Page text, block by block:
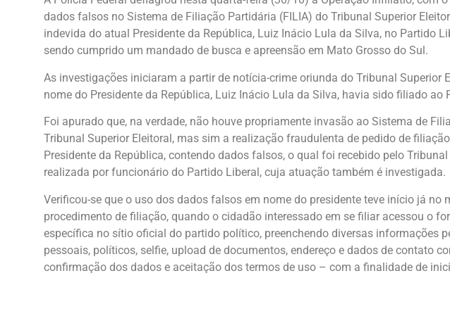
dados falsos no Sistema de Filiação Partidária (FILIA) do Tribunal Superior
indevida do atual Presidente da República, Luiz Inácio Lula da Silva, no Partido
sendo cumprido um mandado de busca e apreensão em Mato Grosso do Sul.
As investigações iniciaram a partir de notícia-crime oriunda do Tribunal Superior
nome do Presidente da República, Luiz Inácio Lula da Silva, havia sido filiado ao
Foi apurado que, na verdade, não houve propriamente invasão ao Sistema de
Tribunal Superior Eleitoral, mas sim a realização fraudulenta de pedido de
Presidente da República, contendo dados falsos, o qual foi recebido pelo
realizada por funcionário do Partido Liberal, cuja atuação também é investigada.
Verificou-se que o uso dos dados falsos em nome do presidente teve início já no
procedimento de filiação, quando o cidadão interessado em se filiar acessou o
específica no sítio oficial do partido político, preenchendo diversas informações
pessoais, políticos, selfie, upload de documentos, endereço e dados de contato
confirmação dos dados e aceitação dos termos de uso – com a finalidade de